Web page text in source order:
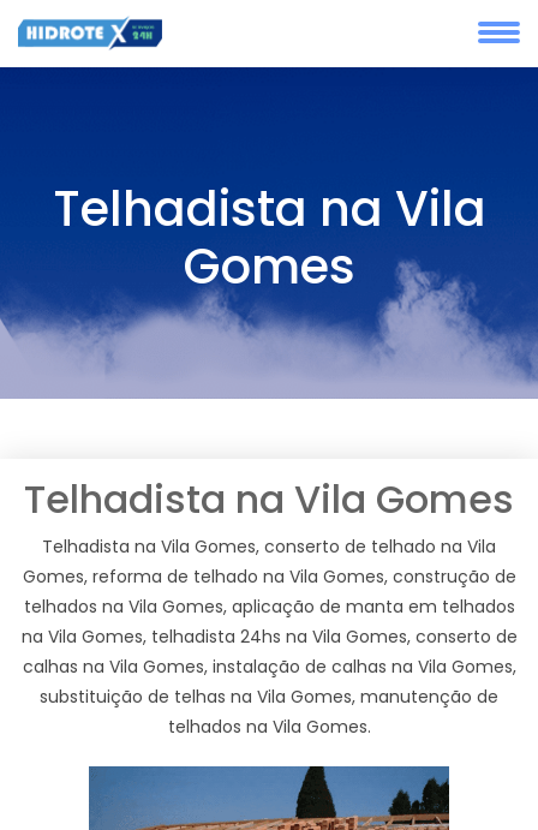
Telhadista na Vila
Gomes
Telhadista na Vila Gomes
Telhadista na Vila Gomes, conserto de telhado na Vila
Gomes, reforma de telhado na Vila Gomes, construção de
telhados na Vila Gomes, aplicação de manta em telhados
na Vila Gomes, telhadista 24hs na Vila Gomes, conserto de
calhas na Vila Gomes, instalação de calhas na Vila Gomes,
substituição de telhas na Vila Gomes, manutenção de
telhados na Vila Gomes.